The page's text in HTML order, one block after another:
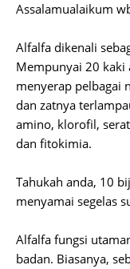
Assalamualaikum
Alfalfa dikenali
Mempunyai 20
menyerap pelbagai
dan zatnya
amino, klorofil,
dan fitokimia.
Tahukah anda, 10
menyamai segelas
Alfalfa fungsi
badan. Biasanya,